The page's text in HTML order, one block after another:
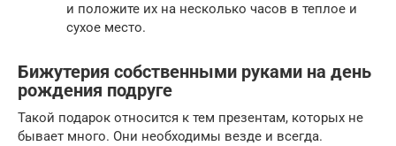
и положите их на несколько часов в теплое и
сухое место.
Бижутерия собственными руками на день
рождения подруге
Такой подарок относится к тем презентам, которых не
бывает много. Они необходимы везде и всегда.